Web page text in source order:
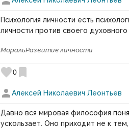
Психология личности есть
личности против своего
МоральРазвитие личности
favorite0 bookmark
personАлексей Николаевич Леонтьев
Давно вся мировая философия
ускользает. Оно приходит не к